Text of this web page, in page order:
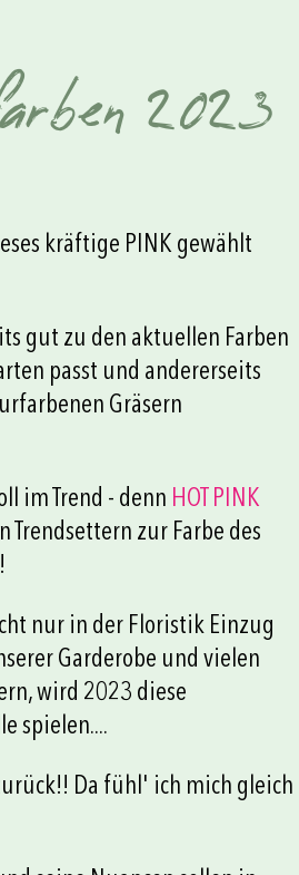
2023
kräftige PINK gewählt
gut zu den aktuellen Farben
passt und andererseits
Gräsern
im Trend - denn HOT PINK
zur Farbe des
nur in der Floristik Einzug
Garderobe und vielen
wird 2023 diese
spielen....
Da fühl' ich mich gleich